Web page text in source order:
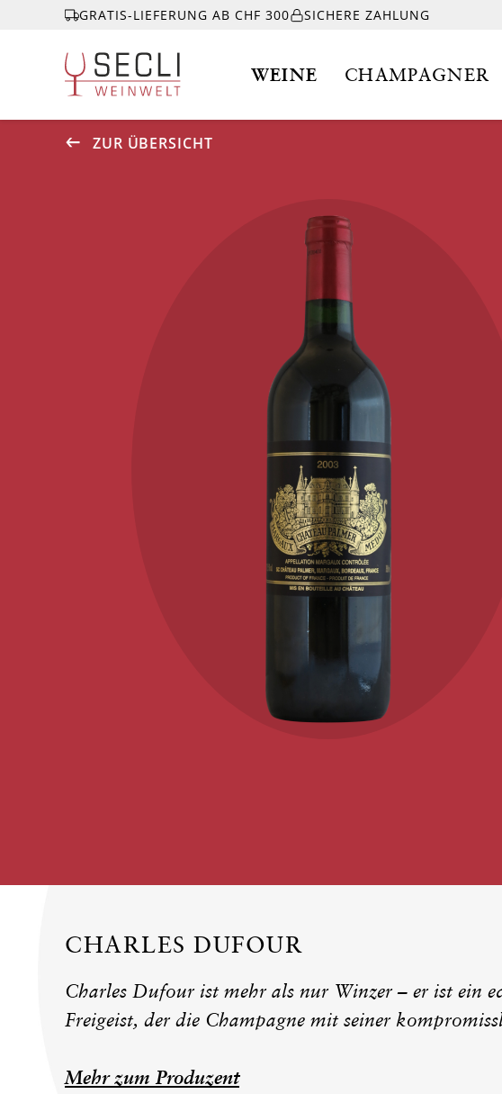
GRATIS-LIEFERUNG AB CHF 300 SICHERE ZAHLUNG
WEINE CHAMPAGNER
ZUR ÜBERSICHT
CHARLES DUFOUR
Charles Dufour ist mehr als nur Winzer – er ist ein
Freigeist, der die Champagne mit seiner
Mehr zum Produzent